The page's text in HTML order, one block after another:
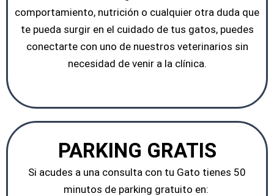
comportamiento, nutrición o cualquier otra duda que
te pueda surgir en el cuidado de tus gatos, puedes
conectarte con uno de nuestros veterinarios sin
necesidad de venir a la clínica.
PARKING GRATIS
Si acudes a una consulta con tu Gato tienes 50
minutos de parking gratuito en: